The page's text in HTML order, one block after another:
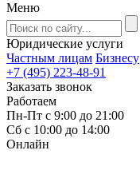
Меню
Юридические услуги
Частным лицам Бизнесу
+7 (495) 223-48-91
Заказать звонок
Работаем
Пн-Пт с 9:00 до 21:00
Сб с 10:00 до 14:00
Онлайн